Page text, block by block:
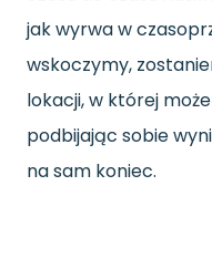
jak wyrwa w
wskoczymy,
lokacji, w której
podbijając sobie
na sam koniec.